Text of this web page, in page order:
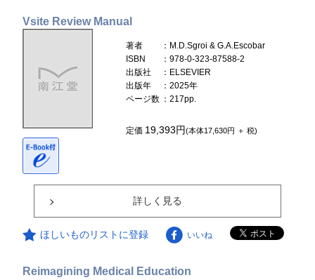
Vsite Review Manual
著者
：M.D.Sgroi & G.A.Escobar
ISBN
：978-0-323-87588-2
出版社
：ELSEVIER
出版年
：2025年
ページ数 ：217pp.
定価 19,393円(本体17,630円 ＋ 税)
詳しく見る
ほしいものリストに登録 いいね
Reimagining Medical Education